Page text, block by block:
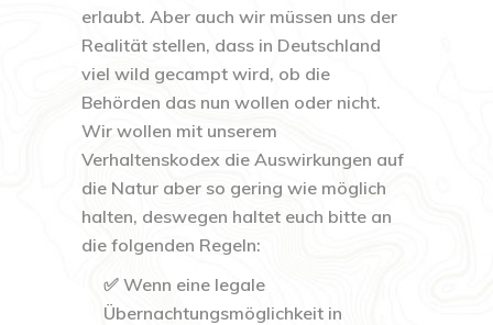
erlaubt. Aber auch wir müssen uns der
Realität stellen, dass in Deutschland
viel wild gecampt wird, ob die
Behörden das nun wollen oder nicht.
Wir wollen mit unserem
Verhaltenskodex die Auswirkungen auf
die Natur aber so gering wie möglich
halten, deswegen haltet euch bitte an
die folgenden Regeln:
✅ Wenn eine legale
Übernachtungsmöglichkeit in